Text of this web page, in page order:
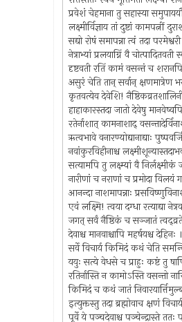
प्रवेशं चेहमाना तु सहास्या
लक्ष्मीर्विज्ञाय तां दुष्टां कामपत्नीं
सद्यो रोषं समापन्ना त्वं तदा
नेत्राभ्यां प्रलयाग्निं वै
दृष्टवती रतिं कामं वसन्तं च
असुरं चेति तान् सर्वान् क्षणमात्रेण
कृतवत्येव देवेशि!
हाहाकारस्तदा जातो देवेषु
रतेर्नाशात् कामनाशाद्
ऋत्वभावे वनारण्योद्यानाद्याः
नवांकुरविहीनाश्च
सत्यामपि तु लक्ष्म्यां वै
नारीणां च नराणां च प्रमोदा विलयं
आनन्दा नाशमापन्नाः
एवं लक्ष्मि! त्वया दग्धा रत्याद्या
जगत् सर्वं नैष्ठिकं च सञ्जातं
देवाश्च मानवाश्चापि महर्षयश्च देहिनः ।
सर्वे विचार्य किमिदं कथं चेति
ययुः सत्ये वेधसे च प्राहुः कष्टं तु
रतिर्नास्ति न कामोऽस्ति वसन्तो
किमिदं च कथं जातं
इत्युक्तस्तु तदा ब्रह्मोवाच क्षणं
पूर्वे ये पञ्चदेवाश्च पञ्चेन्द्रास्ते ततः